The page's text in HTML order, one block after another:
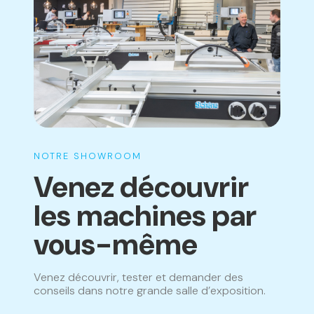
NOTRE SHOWROOM
Venez découvrir
les machines par
vous-même
Venez découvrir, tester et demander des
conseils dans notre grande salle d’exposition.